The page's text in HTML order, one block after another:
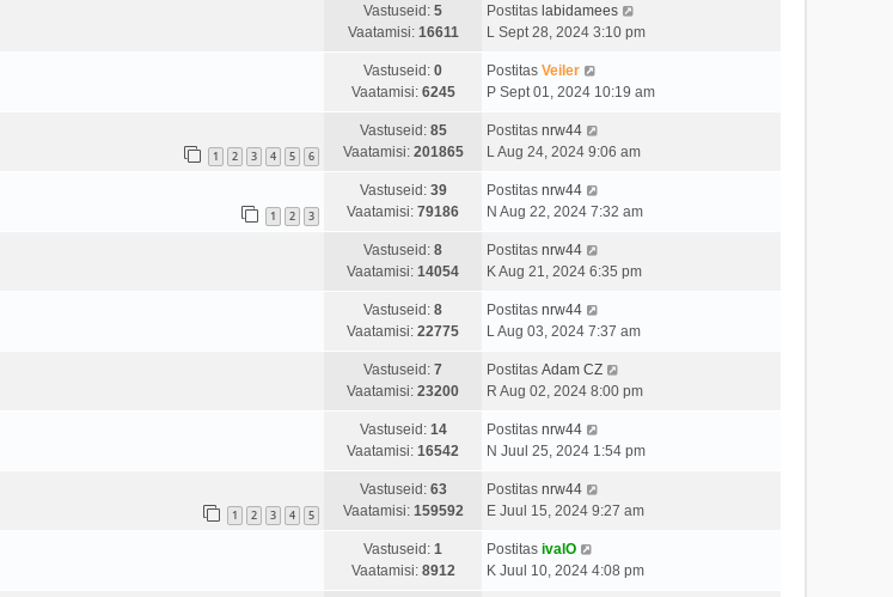
Vastuseid: 5
Vaatamisi: 16611
Postitas labidamees
L Sept 28, 2024 3:10 pm
Vastuseid: 0
Vaatamisi: 6245
Postitas Veiler
P Sept 01, 2024 10:19 am
1 2 3 4 5 6
Vastuseid: 85
Vaatamisi: 201865
Postitas nrw44
L Aug 24, 2024 9:06 am
1 2 3
Vastuseid: 39
Vaatamisi: 79186
Postitas nrw44
N Aug 22, 2024 7:32 am
Vastuseid: 8
Vaatamisi: 14054
Postitas nrw44
K Aug 21, 2024 6:35 pm
Vastuseid: 8
Vaatamisi: 22775
Postitas nrw44
L Aug 03, 2024 7:37 am
Vastuseid: 7
Vaatamisi: 23200
Postitas Adam CZ
R Aug 02, 2024 8:00 pm
Vastuseid: 14
Vaatamisi: 16542
Postitas nrw44
N Juul 25, 2024 1:54 pm
1 2 3 4 5
Vastuseid: 63
Vaatamisi: 159592
Postitas nrw44
E Juul 15, 2024 9:27 am
Vastuseid: 1
Vaatamisi: 8912
Postitas ivalO
K Juul 10, 2024 4:08 pm